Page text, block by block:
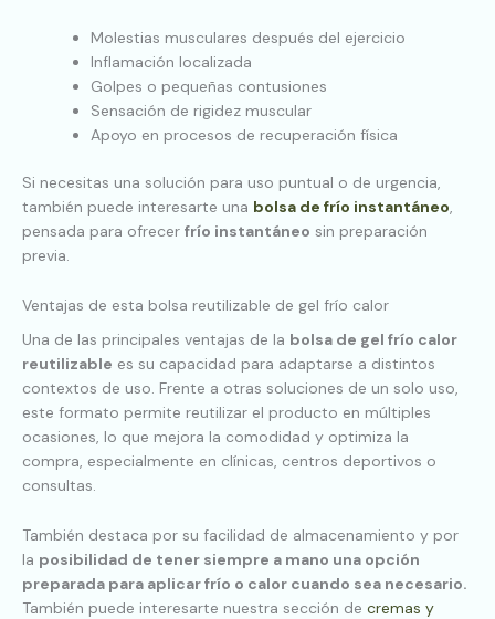
Molestias musculares después del ejercicio
Inflamación localizada
Golpes o pequeñas contusiones
Sensación de rigidez muscular
Apoyo en procesos de recuperación física
Si necesitas una solución para uso puntual o de urgencia,
también puede interesarte una bolsa de frío instantáneo,
pensada para ofrecer frío instantáneo sin preparación
previa.
Ventajas de esta bolsa reutilizable de gel frío calor
Una de las principales ventajas de la bolsa de gel frío calor
reutilizable es su capacidad para adaptarse a distintos
contextos de uso. Frente a otras soluciones de un solo uso,
este formato permite reutilizar el producto en múltiples
ocasiones, lo que mejora la comodidad y optimiza la
compra, especialmente en clínicas, centros deportivos o
consultas.
También destaca por su facilidad de almacenamiento y por
la posibilidad de tener siempre a mano una opción
preparada para aplicar frío o calor cuando sea necesario.
También puede interesarte nuestra sección de cremas y